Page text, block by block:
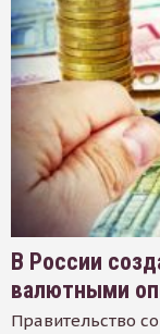
В России
валютными
Правительство